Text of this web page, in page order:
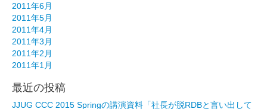
2011年6月
2011年5月
2011年4月
2011年3月
2011年2月
2011年1月
最近の投稿
JJUG CCC 2015 Springの講演資料「社長が脱RDBと言い出して